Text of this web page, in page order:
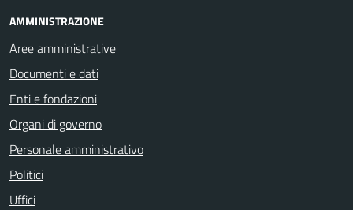
AMMINISTRAZIONE
Aree amministrative
Documenti e dati
Enti e fondazioni
Organi di governo
Personale amministrativo
Politici
Uffici